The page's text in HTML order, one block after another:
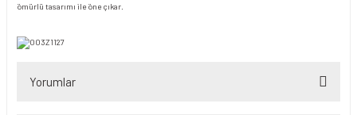
ömürlü tasarımı ile öne çıkar.
Yorumlar